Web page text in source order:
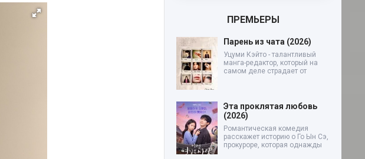
ПРЕМЬЕРЫ
Парень из чата (2026)
Уцуми Кэйто - талантливый
манга-редактор, который на
самом деле страдает от
Эта проклятая любовь
(2026)
Романтическая комедия
расскажет историю о Го Ын Сэ,
прокуроре, которая однажды